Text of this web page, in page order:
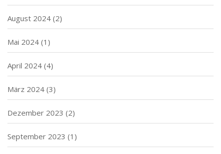
August 2024 (2)
Mai 2024 (1)
April 2024 (4)
März 2024 (3)
Dezember 2023 (2)
September 2023 (1)